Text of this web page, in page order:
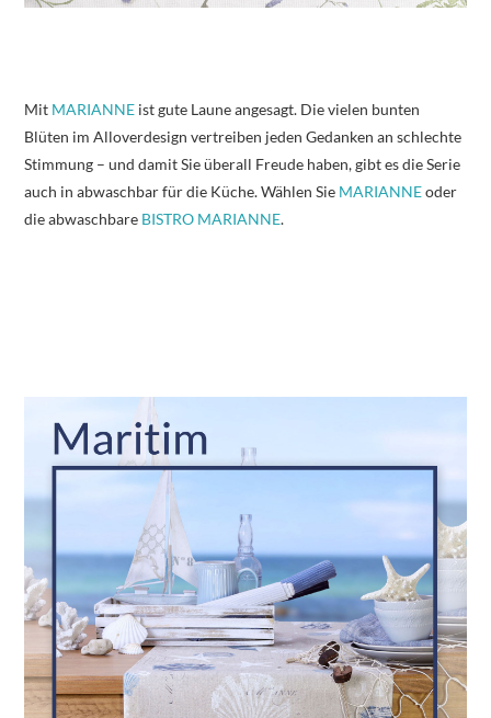
Mit MARIANNE ist gute Laune angesagt. Die vielen bunten
Blüten im Alloverdesign vertreiben jeden Gedanken an schlechte
Stimmung – und damit Sie überall Freude haben, gibt es die Serie
auch in abwaschbar für die Küche. Wählen Sie MARIANNEoder
die abwaschbare BISTRO MARIANNE.